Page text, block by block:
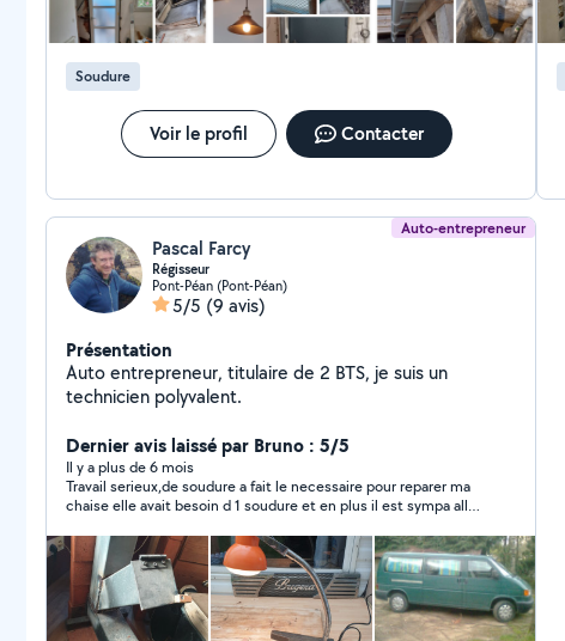
Soudure
Voir le profil Contacter
Auto-entrepreneur
Pascal Farcy
Régisseur
Pont-Péan (Pont-Péan)
5/5 (9 avis)
Présentation
Auto entrepreneur, titulaire de 2 BTS, je suis un
technicien polyvalent.
Dernier avis laissé par Bruno : 5/5
Il y a plus de 6 mois
Travail serieux,de soudure a fait le necessaire pour reparer ma
chaise elle avait besoin d 1 soudure et en plus il est sympa aller